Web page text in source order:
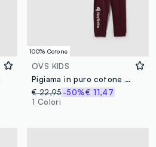
100% Cotone
OVS KIDS
Pigiama in puro cotone multicolor da ragazzo con stampe Playstation
€ 22,95 -50%€ 11,47
1 Colori